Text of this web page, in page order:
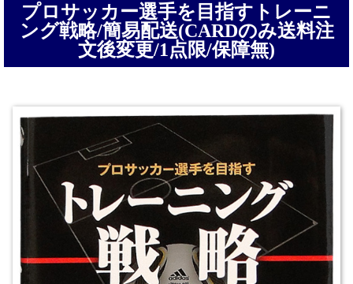
プロサッカー選手を目指すトレーニ
ング戦略/簡易配送(CARDのみ送料注
文後変更/1点限/保障無)